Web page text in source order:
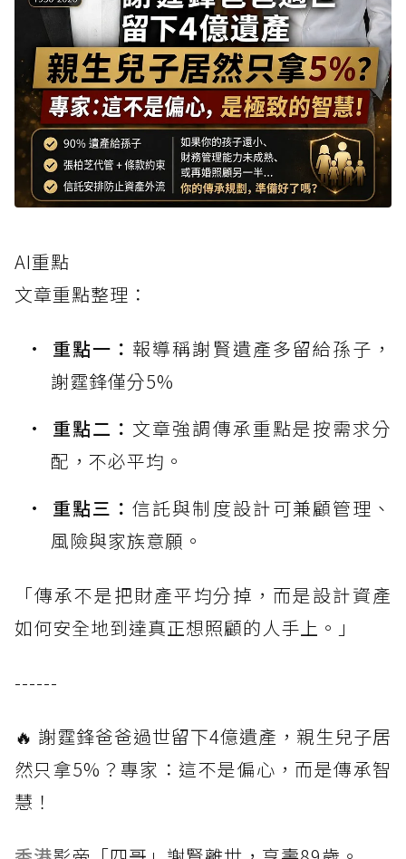
AI重點
文章重點整理：
重點一： 報導稱謝賢遺產多留給孫子，
謝霆鋒僅分5%
重點二： 文章強調傳承重點是按需求分
配，不必平均。
重點三：信託與制度設計可兼顧管理、
風險與家族意願。
「傳承不是把財產平均分掉，而是設計資產
如何安全地到達真正想照顧的人手上。」
------
🔥 謝霆鋒爸爸過世留下4億遺產，親生兒子居
然只拿5%？專家：這不是偏心，而是傳承智
慧！